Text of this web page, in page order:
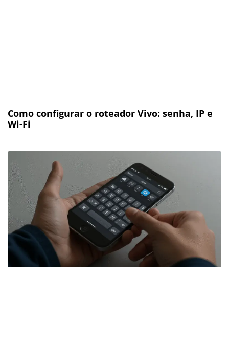
Como configurar o roteador Vivo: senha, IP e
Wi-Fi